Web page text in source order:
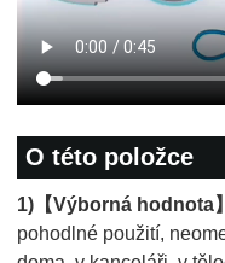
O této položce
1)【Výborná hodnota
pohodlné použití,